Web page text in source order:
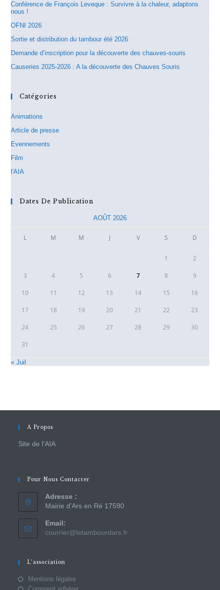
Conférence de François Leveque : Survivre à la chaleur, adaptons
nous !
OFNI 2026
Sortie et distribution du tambour été 2026
Demande d’inscription pour la découverte des chauves-souris
Causeries 2025-2026 : A la découverte des Chauves Souris
Catégories
Animations
Article de presse
Evennements
Film
l'AIA
Dates De Publication
AOÛT 2026
L M M J V S D
1 2
3 4 5 6 7 8 9
10 11 12 13 14 15 16
17 18 19 20 21 22 23
24 25 26 27 28 29 30
31
« Juil
A Propos
Site de l'AIA
Pour Nous Contacter
Adresse :
Mairie d'Ars en Ré 17590
Email:
courrier@letambourdars.fr
L’association
Mentions légales